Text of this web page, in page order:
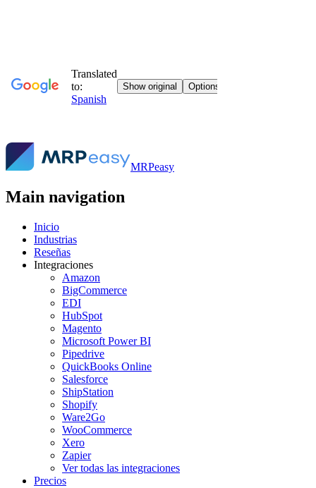
MRPeasy
Main navigation
Inicio
Industrias
Reseñas
Integraciones
Amazon
BigCommerce
EDI
HubSpot
Magento
Microsoft Power BI
Pipedrive
QuickBooks Online
Salesforce
ShipStation
Shopify
Ware2Go
WooCommerce
Xero
Zapier
Ver todas las integraciones
Precios